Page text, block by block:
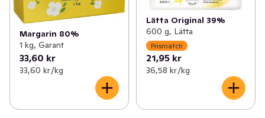
Margarin 80%
1 kg, Garant
33,60 kr
33,60 kr /kg
Lätta Original 39%
600 g, Lätta
Prismatch
21,95 kr
36,58 kr /kg